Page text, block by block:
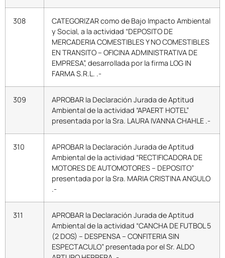
308
CATEGORIZAR como de Bajo Impacto Ambiental
y Social, a la actividad “DEPOSITO DE
MERCADERIA COMESTIBLES Y NO COMESTIBLES
EN TRANSITO – OFICINA ADMINISTRATIVA DE
EMPRESA”, desarrollada por la firma LOG IN
FARMA S.R.L. .-
309
APROBAR la Declaración Jurada de Aptitud
Ambiental de la actividad “APAERT HOTEL”
presentada por la Sra. LAURA IVANNA CHAHLE .-
310
APROBAR la Declaración Jurada de Aptitud
Ambiental de la actividad “RECTIFICADORA DE
MOTORES DE AUTOMOTORES – DEPOSITO”
presentada por la Sra. MARIA CRISTINA ANGULO
.-
311
APROBAR la Declaración Jurada de Aptitud
Ambiental de la actividad “CANCHA DE FUTBOL 5
(2 DOS) – DESPENSA – CONFITERIA SIN
ESPECTACULO” presentada por el Sr. ALDO